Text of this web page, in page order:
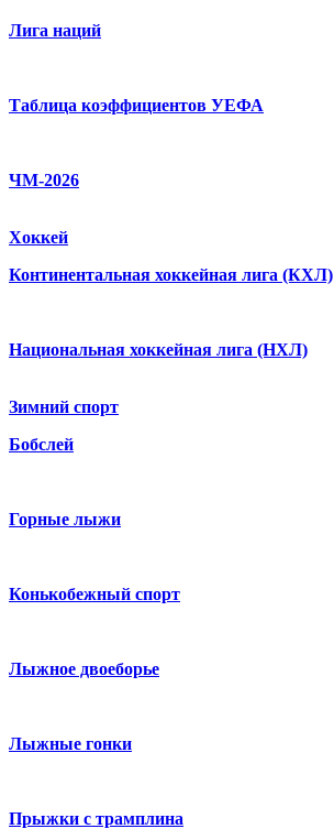
Лига наций
Таблица коэффициентов УЕФА
ЧМ-2026
Хоккей
Континентальная хоккейная лига (КХЛ)
Национальная хоккейная лига (НХЛ)
Зимний спорт
Бобслей
Горные лыжи
Конькобежный спорт
Лыжное двоеборье
Лыжные гонки
Прыжки с трамплина